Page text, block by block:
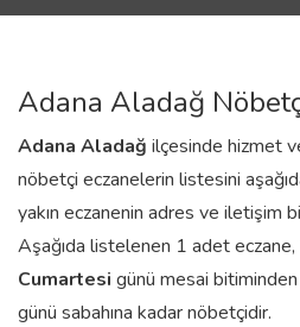
Adana Aladağ
Adana Aladağ ilçesinde hizmet
nöbetçi eczanelerin listesini
yakın eczanenin adres ve iletişim
Aşağıda listelenen 1 adet eczane,
Cumartesi günü mesai bitiminden
günü sabahına kadar nöbetçidir.